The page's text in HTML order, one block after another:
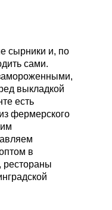
сырники и, по
сами.
выкладкой
есть
фермерского
в
рестораны